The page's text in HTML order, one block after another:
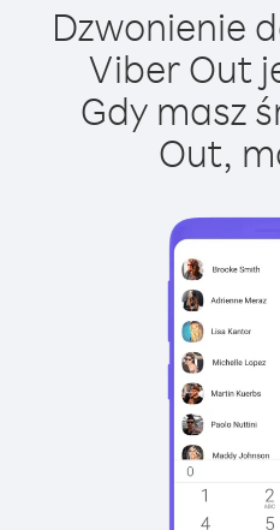
Dzwonienie
Viber Out
Gdy masz
Out,